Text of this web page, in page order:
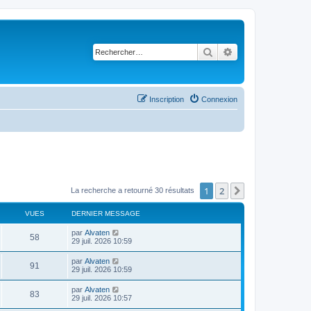
Rechercher
Connexion
Inscription
La recherche a retourné 30 résultats 1 2
VUES DERNIER MESSAGE
58
u
D
e
i
e
r
m
e
s
par Alvaten
29 juil. 2026 10:59
91
u
D
e
i
e
par Alvaten
29 juil. 2026 10:59
83
D
e
par Alvaten
29 juil. 2026 10:57